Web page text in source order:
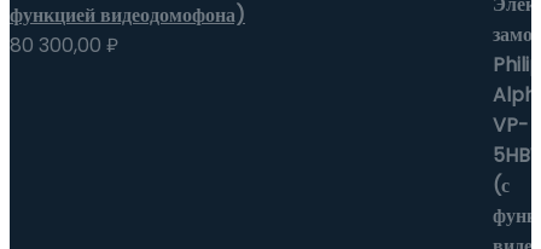
функцией видеодомофона)
80 300,00 ₽